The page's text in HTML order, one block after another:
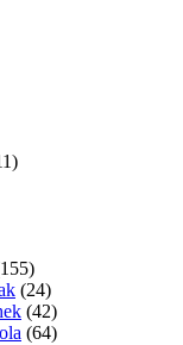
(24)
(42)
(64)